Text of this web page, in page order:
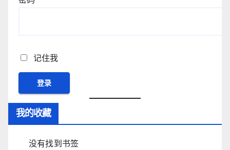
记住我
我的收藏
没有找到书签